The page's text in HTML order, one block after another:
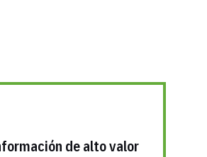
de alto valor